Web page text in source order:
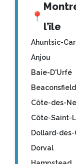
📍
l’île
Ahuntsic-
Anjou
Baie-D'Urfé
Beaconsfield
Côte-des-
Côte-Saint-
Dollard-
Dorval